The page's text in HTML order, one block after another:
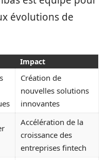
évolutions de
Impact
Création de
nouvelles solutions
innovantes
Accélération de la
croissance des
entreprises fintech